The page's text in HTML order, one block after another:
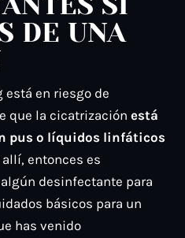
DE UNA
en riesgo de
que la cicatrizaciónestá
pus o líquidos linfáticos
entonces es
desinfectante para
básicos para un
has venido